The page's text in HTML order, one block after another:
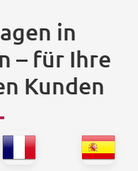
in
– für Ihre
Kunden